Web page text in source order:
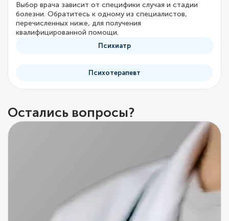
Выбор врача зависит от специфики случая и стадии
болезни. Обратитесь к одному из специалистов,
перечисленных ниже, для получения
квалифицированной помощи.
Психиатр
Психотерапевт
Остались вопросы?